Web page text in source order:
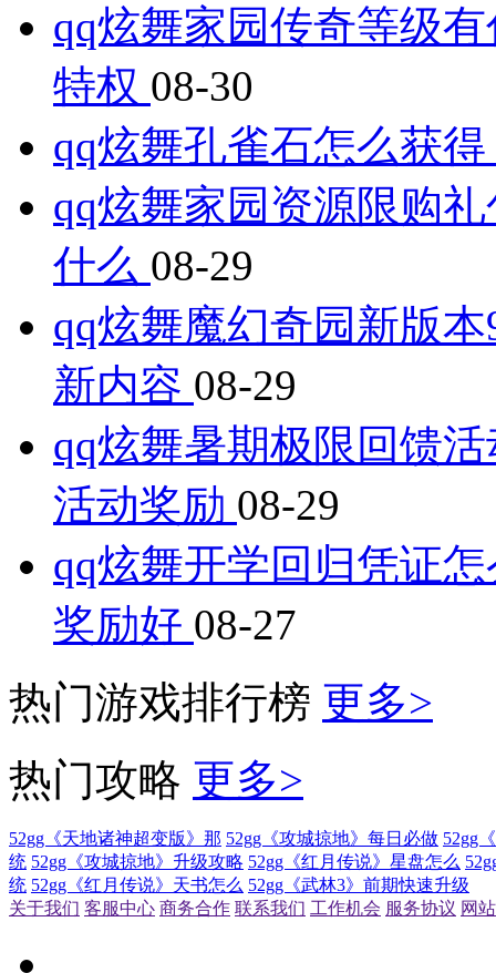
qq炫舞家园传奇等级
特权 08-30
qq炫舞孔雀石怎么获
qq炫舞家园资源限购
什么 08-29
qq炫舞魔幻奇园新版
新内容 08-29
qq炫舞暑期极限回馈
活动奖励 08-29
qq炫舞开学回归凭证
奖励好 08-27
热门游戏排行榜 更多>
热门攻略 更多>
52gg《天地诸神超变版》那 52gg《攻城掠地》每日必做 52gg
统 52gg《攻城掠地》升级攻略 52gg《红月传说》星盘怎么
统 52gg《红月传说》天书怎么 52gg《武林3》前期快速升级
关于我们 客服中心 商务合作 联系我们 工作机会 服务协议 网